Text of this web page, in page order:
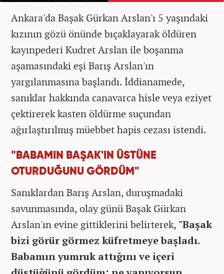
Ankara'da Başak Gürkan Arslan'ı 5 yaşındaki
kızının gözü önünde bıçaklayarak öldüren
kayınpederi Kudret Arslan ile boşanma
aşamasındaki eşi Barış Arslan'ın
yargılanmasına başlandı. İddianamede,
sanıklar hakkında canavarca hisle veya eziyet
çektirerek kasten öldürme suçundan
ağırlaştırılmış müebbet hapis cezası istendi.
"BABAMIN BAŞAK'IN ÜSTÜNE
OTURDUĞUNU GÖRDÜM"
Sanıklardan Barış Arslan, duruşmadaki
savunmasında, olay günü Başak Gürkan
Arslan'ın evine gittiklerini belirterek, "Başak
bizi görür görmez küfretmeye başladı.
Babamın yumruk attığını ve içeri